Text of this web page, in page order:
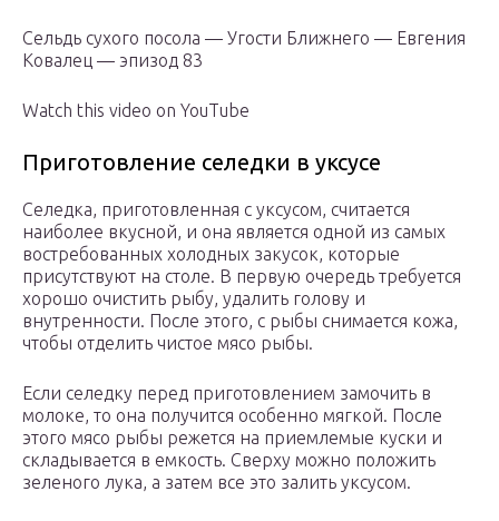
Сельдь сухого посола — Угости Ближнего — Евгения
Ковалец — эпизод 83
Watch this video on YouTube
Приготовление селедки в уксусе
Селедка, приготовленная с уксусом, считается
наиболее вкусной, и она является одной из самых
востребованных холодных закусок, которые
присутствуют на столе. В первую очередь требуется
хорошо очистить рыбу, удалить голову и
внутренности. После этого, с рыбы снимается кожа,
чтобы отделить чистое мясо рыбы.
Если селедку перед приготовлением замочить в
молоке, то она получится особенно мягкой. После
этого мясо рыбы режется на приемлемые куски и
складывается в емкость. Сверху можно положить
зеленого лука, а затем все это залить уксусом.